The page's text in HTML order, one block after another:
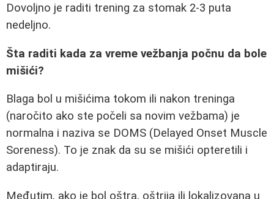
Dovoljno je raditi trening za stomak 2-3 puta
nedeljno.
Šta raditi kada za vreme vežbanja počnu da bole
mišići?
Blaga bol u mišićima tokom ili nakon treninga
(naročito ako ste počeli sa novim vežbama) je
normalna i naziva se DOMS (Delayed Onset Muscle
Soreness). To je znak da su se mišići opteretili i
adaptiraju.
Međutim, ako je bol oštra, oštrija ili lokalizovana u